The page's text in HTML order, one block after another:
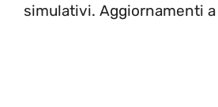
simulativi. Aggiornamenti